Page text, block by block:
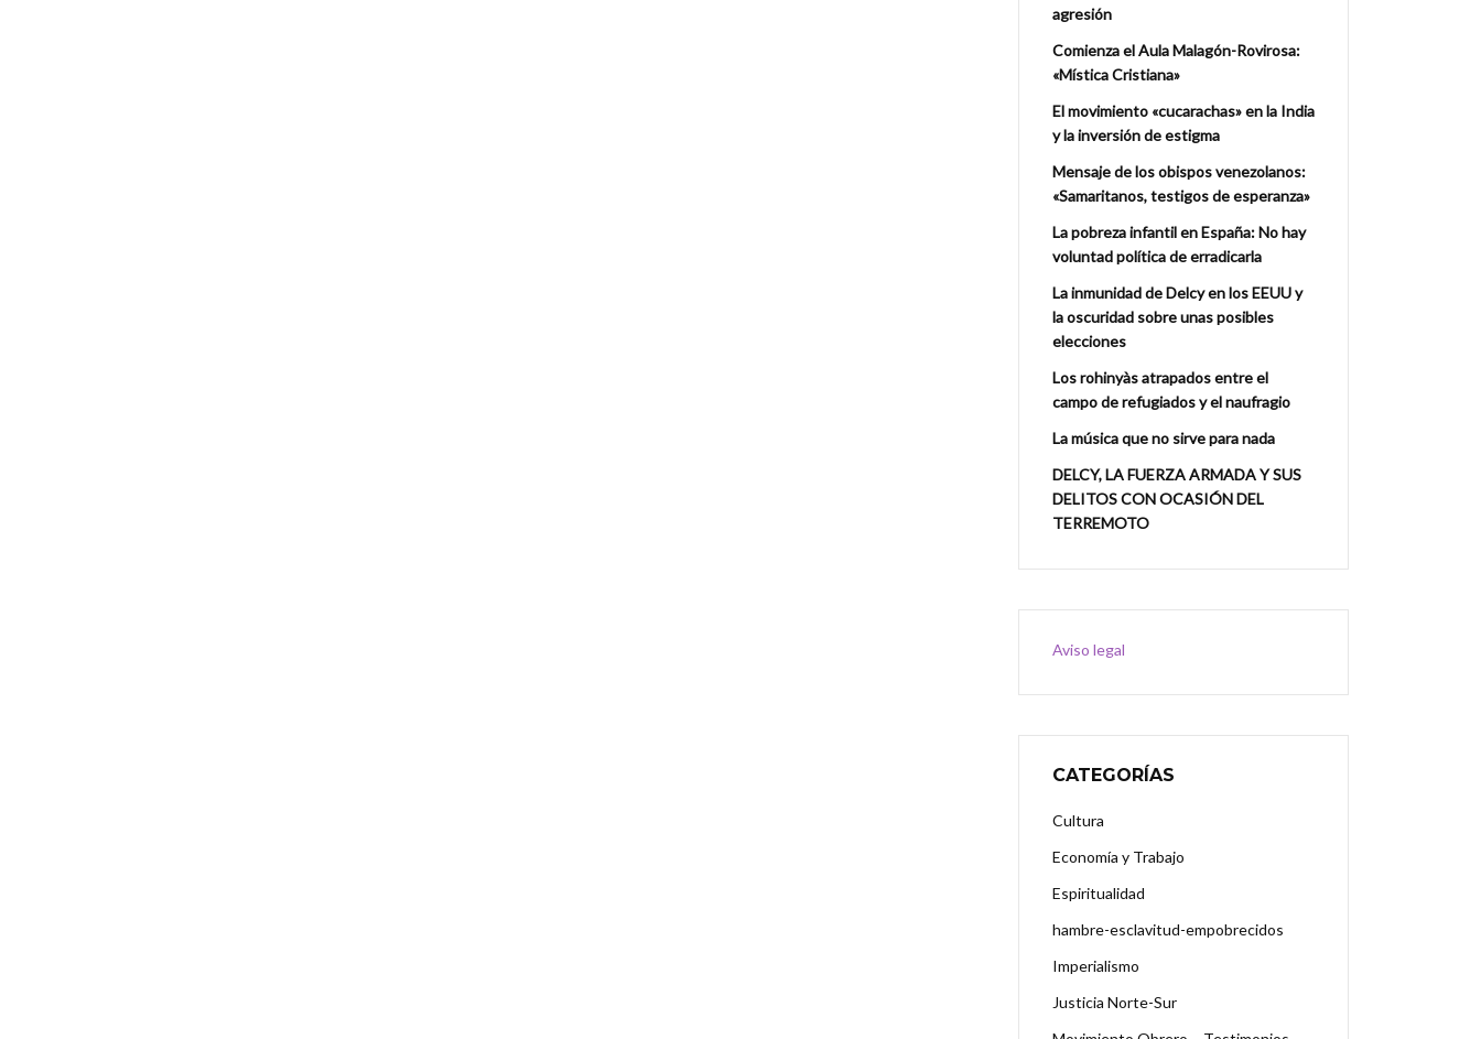
agresión
Comienza el Aula Malagón-Rovirosa:
«Mística Cristiana»
El movimiento «cucarachas» en la India
y la inversión de estigma
Mensaje de los obispos venezolanos:
«Samaritanos, testigos de esperanza»
La pobreza infantil en España: No hay
voluntad política de erradicarla
La inmunidad de Delcy en los EEUU y
la oscuridad sobre unas posibles
elecciones
Los rohinyàs atrapados entre el
campo de refugiados y el naufragio
La música que no sirve para nada
DELCY, LA FUERZA ARMADA Y SUS
DELITOS CON OCASIÓN DEL
TERREMOTO
Aviso legal
CATEGORÍAS
Cultura
Economía y Trabajo
Espiritualidad
hambre-esclavitud-empobrecidos
Imperialismo
Justicia Norte-Sur